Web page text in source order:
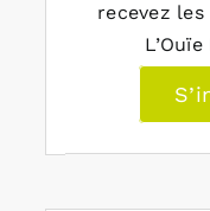
recevez